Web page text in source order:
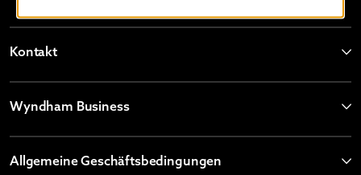
Kontakt
Wyndham Business
Allgemeine Geschäftsbedingungen